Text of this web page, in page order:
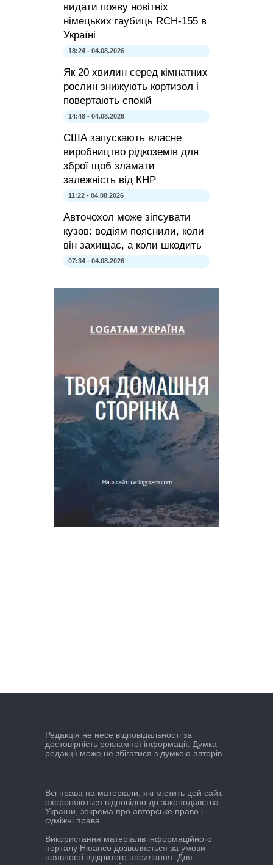
видати появу новітніх
німецьких гаубиць RCH-155 в
Україні
18:24 - 04.08.2026
Як 20 хвилин серед кімнатних
рослин знижують кортизол і
повертають спокій
14:48 - 04.08.2026
США запускають власне
виробництво рідкоземів для
зброї щоб зламати
залежність від КНР
11:22 - 04.08.2026
Авточохол може зіпсувати
кузов: водіям пояснили, коли
він захищає, а коли шкодить
07:34 - 04.08.2026
Редакцiя не несе вiдповiдальностi за
достовiрнiсть рекламної iнформацiї. Думка
редакцiї може не збiгатися з думкою авторiв.
Всі права на матеріали, які містить цей сайт,
охороняються відповідно до законодавства
України, зокрема про авторське право і
суміжні права.
Використання матеріалів інформаційного
порталу Нюансо дозволяється за умови
наявності відкритого посилання. Для